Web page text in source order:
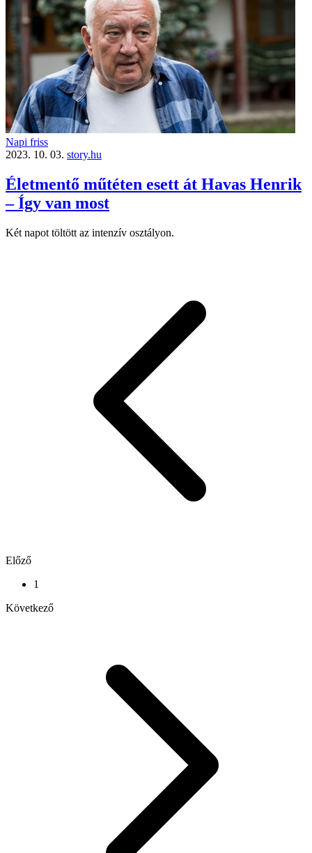
Napi friss
2023. 10. 03. story.hu
Életmentő műtéten esett át Havas Henrik
– Így van most
Két napot töltött az intenzív osztályon.
Előző
1
Következő